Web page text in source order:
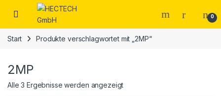
Open 0
Start Produkte verschlagwortet mit „2MP“
2MP
Alle 3 Ergebnisse werden angezeigt